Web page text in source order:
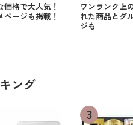
価格で大人気！
ページも掲載！
ワンランク上
れた商品とグ
ジも
ング